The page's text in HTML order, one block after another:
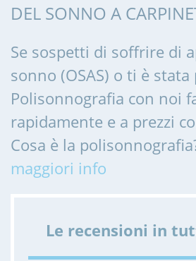
DEL SONNO A
Se sospetti di soffrire di
sonno (OSAS) o ti è
Polisonnografia con noi
rapidamente e a prezzi
Cosa è la
maggiori info
Le recensioni in